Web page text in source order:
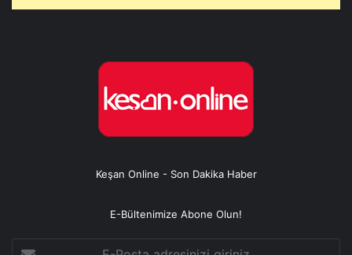
Keşan Online - Son Dakika Haber
E-Bültenimize Abone Olun!